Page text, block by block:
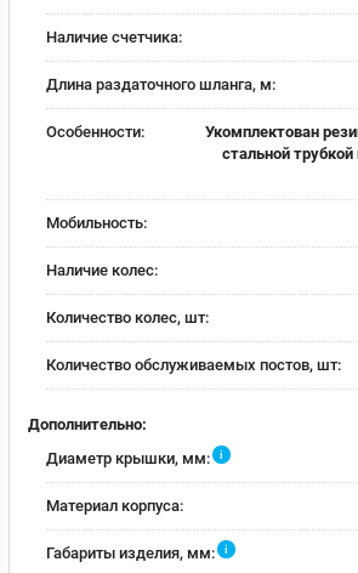
Наличие счетчика:
Длина раздаточного шланга, м:
Особенности:
Укомплектован
стальной
Мобильность:
Наличие колес:
Количество колес, шт:
Количество обслуживаемых постов, шт:
Дополнительно:
Диаметр крышки, мм:
i
Материал корпуса:
Габариты изделия, мм: i